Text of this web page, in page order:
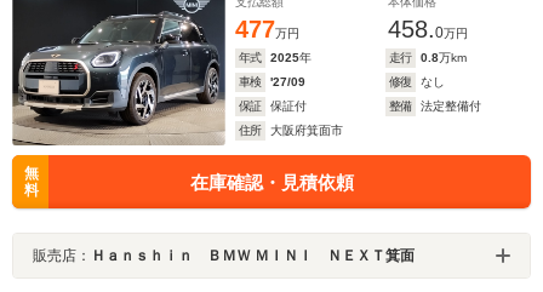
477万円 458.0万円
年式
2025年 走行 0.8万km
車検
'27/09 修復
なし
保証
保証付 整備
法定整備付
住所
大阪府箕面市
無
料
在庫確認・見積依頼
販売店： Ｈａｎｓｈｉｎ ＢＭＷ ＭＩＮＩ ＮＥＸＴ箕面